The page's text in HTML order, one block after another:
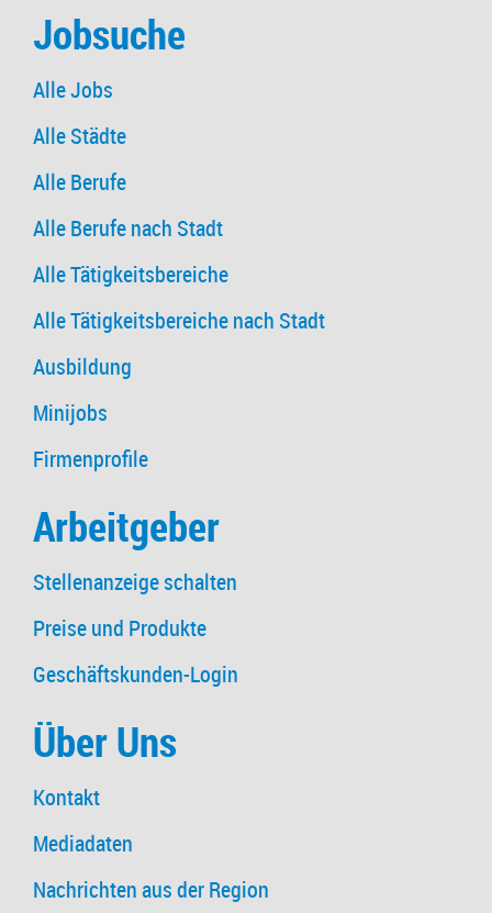
Jobsuche
Alle Jobs
Alle Städte
Alle Berufe
Alle Berufe nach Stadt
Alle Tätigkeitsbereiche
Alle Tätigkeitsbereiche nach Stadt
Ausbildung
Minijobs
Firmenprofile
Arbeitgeber
Stellenanzeige schalten
Preise und Produkte
Geschäftskunden-Login
Über Uns
Kontakt
Mediadaten
Nachrichten aus der Region